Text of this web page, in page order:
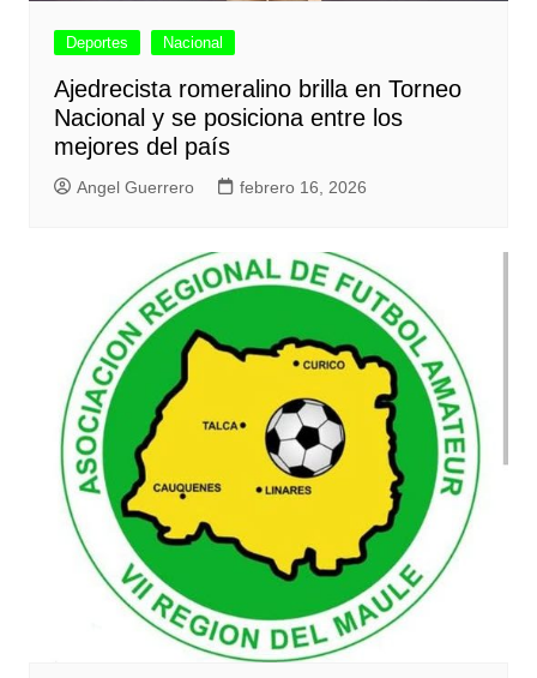
Deportes Nacional
Ajedrecista romeralino brilla en Torneo
Nacional y se posiciona entre los
mejores del país
Angel Guerrero febrero 16, 2026